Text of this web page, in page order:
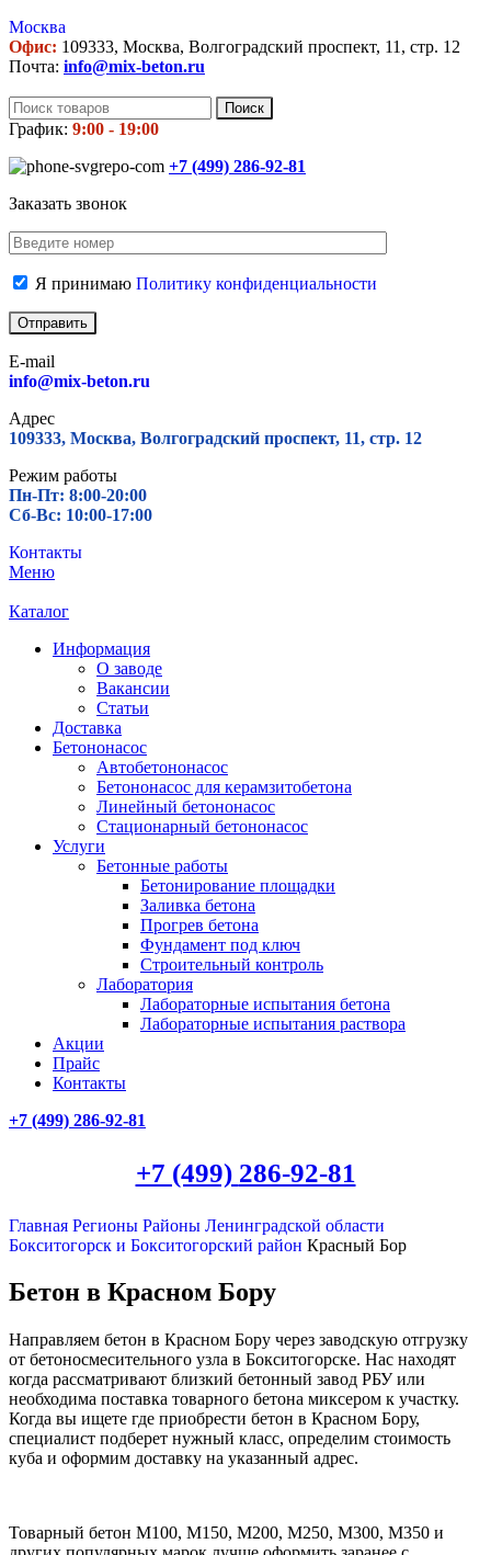
Москва
Офис: 109333, Москва, Волгоградский проспект, 11, стр. 12
Почта: info@mix-beton.ru
Поиск
График: 9:00 - 19:00
+7 (499) 286-92-81
Заказать звонок
Я принимаю Политику конфиденциальности
E-mail
info@mix-beton.ru
Адрес
109333, Москва, Волгоградский проспект, 11, стр. 12
Режим работы
Пн-Пт: 8:00-20:00
Сб-Вс: 10:00-17:00
Контакты
Меню
Каталог
Информация
О заводе
Вакансии
Статьи
Доставка
Бетононасос
Автобетононасос
Бетононасос для керамзитобетона
Линейный бетононасос
Стационарный бетононасос
Услуги
Бетонные работы
Бетонирование площадки
Заливка бетона
Прогрев бетона
Фундамент под ключ
Строительный контроль
Лаборатория
Лабораторные испытания бетона
Лабораторные испытания раствора
Акции
Прайс
Контакты
+7 (499) 286-92-81
+7 (499) 286-92-81
Главная Регионы Районы Ленинградской области
Бокситогорск и Бокситогорский район Красный Бор
Бетон в Красном Бору
Направляем бетон в Красном Бору через заводскую отгрузку
от бетоносмесительного узла в Бокситогорске. Нас находят
когда рассматривают близкий бетонный завод РБУ или
необходима поставка товарного бетона миксером к участку.
Когда вы ищете где приобрести бетон в Красном Бору,
специалист подберет нужный класс, определим стоимость
куба и оформим доставку на указанный адрес.
Товарный бетон М100, М150, М200, М250, М300, М350 и